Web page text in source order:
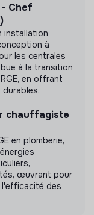
intègre,
à suivre les
et fait
une
processus de
incluant la
et
- Chef
installation
à
les centrales
à la transition
en offrant
chauffagiste
en plomberie,
œuvrant pour
des